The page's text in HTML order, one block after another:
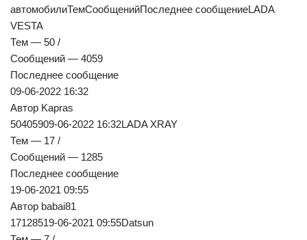
автомобилиТемСообщенийПоследнее сообщениеLADA
VESTA
Тем — 50 /
Сообщений — 4059
Последнее сообщение
09-06-2022 16:32
Автор Kapras
50405909-06-2022 16:32LADA XRAY
Тем — 17 /
Сообщений — 1285
Последнее сообщение
19-06-2021 09:55
Автор babai81
17128519-06-2021 09:55Datsun